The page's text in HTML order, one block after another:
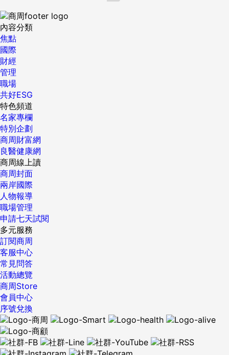
內容分類
焦點
國際
財經
管理
職場
共好ESG
特色頻道
名家專欄
特別企劃
商周財富網
良醫健康網
商周線上讀
商周封面
兩岸國際
人物報導
職場管理
申請七天試閱
多元服務
訂閱商周
客服中心
常見問答
活動總覽
商周Store
會員中心
序號兌換